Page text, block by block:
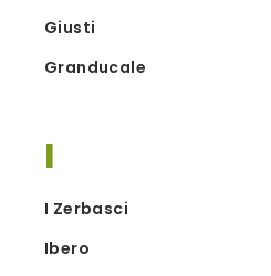
Giusti
Granducale
I
I Zerbasci
Ibero